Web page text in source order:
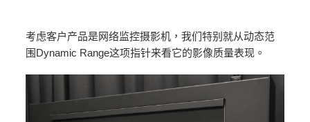
考虑客户产品是网络监控摄影机，我们特别就从动态范
围Dynamic Range这项指针来看它的影像质量表现。